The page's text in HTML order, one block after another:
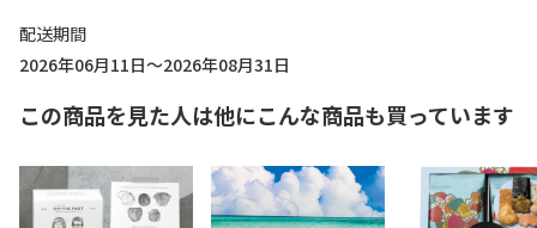
配送期間
2026年06月11日～2026年08月31日
この商品を見た人は他にこんな商品も買っています